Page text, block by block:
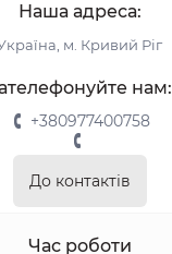
замовлення
обмін
Наша адреса:
м. Кривий Ріг
нам:
+380977400758
До контактів
Час роботи